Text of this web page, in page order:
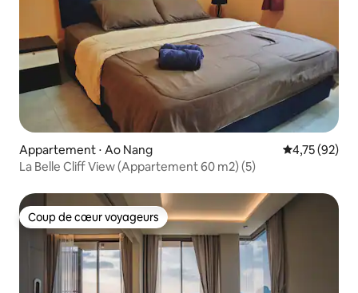
Appartement ⋅ Ao Nang Évaluation
4,75 (92)
La Belle Cliff View (Appartement 60 m2) (5)
Coup de cœur voyageurs
Coup de cœur voyageurs